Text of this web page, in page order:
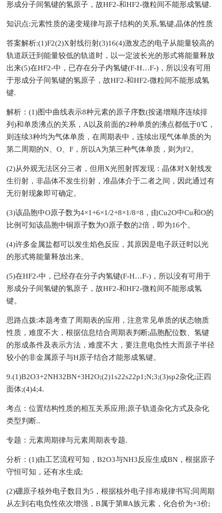
形成分子间氢键的氢原子，故HF2-和HF2-微粒间不能形成氢键.
知识点:元素性质的递变规律与原子结构的关系,氢键,晶体的性质
答案解析:(1)F2(2)X射线衍射(3)16(4)激发态的电子从能量较高的
轨道跃迁到能量较低的轨道时，以一定波长光的形式将能量释放
出来(5)在HF2-中，已存在分子内氢键(F-H…F-)，所以没有可用
于形成分子间氢键的氢原子，故HF2-和HF2-微粒间不能形成氢
键.
解析：(1)图中曲线表示8种元素的原子序数(按递增顺序连续排
列)和单质沸点的关系，A以及前面的2种单质的沸点都低于0℃，
则连续3种均为气体单质，在周期表中，连续出现气体单质的为
第二周期的N、O、F，所以A为第三种气体单质，则为F2。
(2)从外观无法区分三者，但用X光照射挥发现：晶体对X射线发
生衍射，非晶体不发生衍射，准晶体介于二者之间，因此通过有
无衍射现象即可确定。
(3)该晶胞中O原子数为4×1+6×1/2+8×1/8=8，由Cu2O中Cu和O的
比例可知该晶胞中铜原子数为O原子数的2倍，即为16个。
(4)许多金属盐都可以发生焰色反应，其原因是电子跃迁时以光
的形式将能量释放出来。
(5)在HF2-中，已经存在分子内氢键(F-H…F-)，所以没有可用于
形成分子间氢键的氢原子，故HF2-和HF2-微粒间不能形成氢
键。
思路点拨:本题考查了周期表的应用，注意常见单质的状态物质
性质，难度不大，根据信息结合周期表判断;晶胞配位数、氢键
的形成条件及表示方法，难度不大，要注意电负性大而原子半径
较小的非金属原子与H原子结合才能形成氢键。
9.(1)B2O3+2NH32BN+3H2O;(2)1s22s22p1;N;3;(3)sp2杂化;正四
面体;(4)4;4.
考点：位置结构性质的相互关系应用;原子轨道杂化方式及杂化
类型判断..
专题：元素周期律与元素周期表专题.
分析：(1)由工艺流程可知，B2O3与NH3反应生成BN，根据原子
守恒可知，还有水生成;
(2)硼原子核外电子数目为5，根据核外电子排布规律书写;同周期
从左到右电负性依次增强，B属于第ⅢA族元素，化合价为+3价;